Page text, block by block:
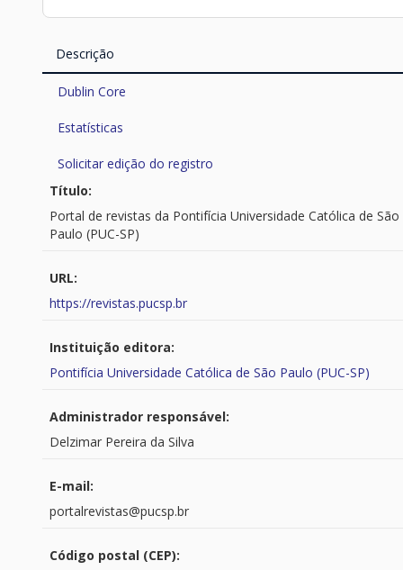
Descrição
Dublin Core
Estatísticas
Solicitar edição do registro
Título:
Portal de revistas da Pontifícia Universidade Católica de São
Paulo (PUC-SP)
URL:
https://revistas.pucsp.br
Instituição editora:
Pontifícia Universidade Católica de São Paulo (PUC-SP)
Administrador responsável:
Delzimar Pereira da Silva
E-mail:
portalrevistas@pucsp.br
Código postal (CEP):